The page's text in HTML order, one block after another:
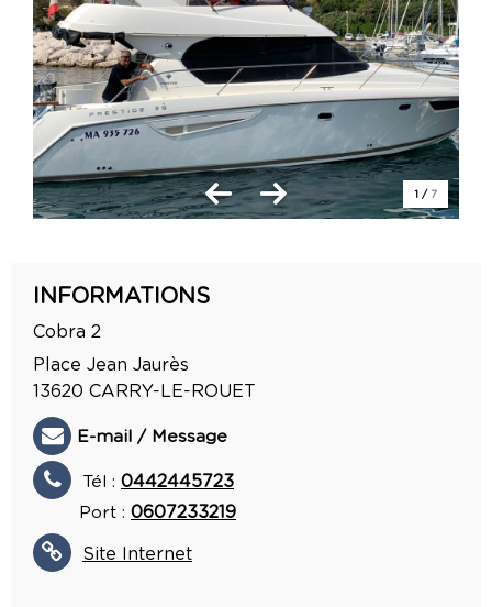
1 /7
INFORMATIONS
Cobra 2
Place Jean Jaurès
13620 CARRY-LE-ROUET
E-mail / Message
Tél : 0442445723
Port : 0607233219
Site Internet